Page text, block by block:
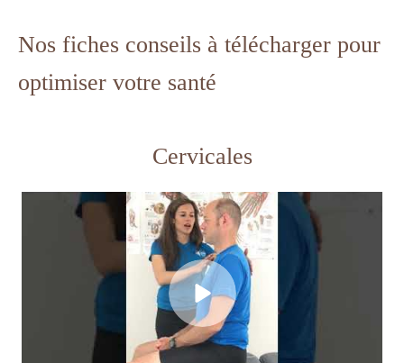
Nos fiches conseils à télécharger pour
optimiser votre santé
Cervicales